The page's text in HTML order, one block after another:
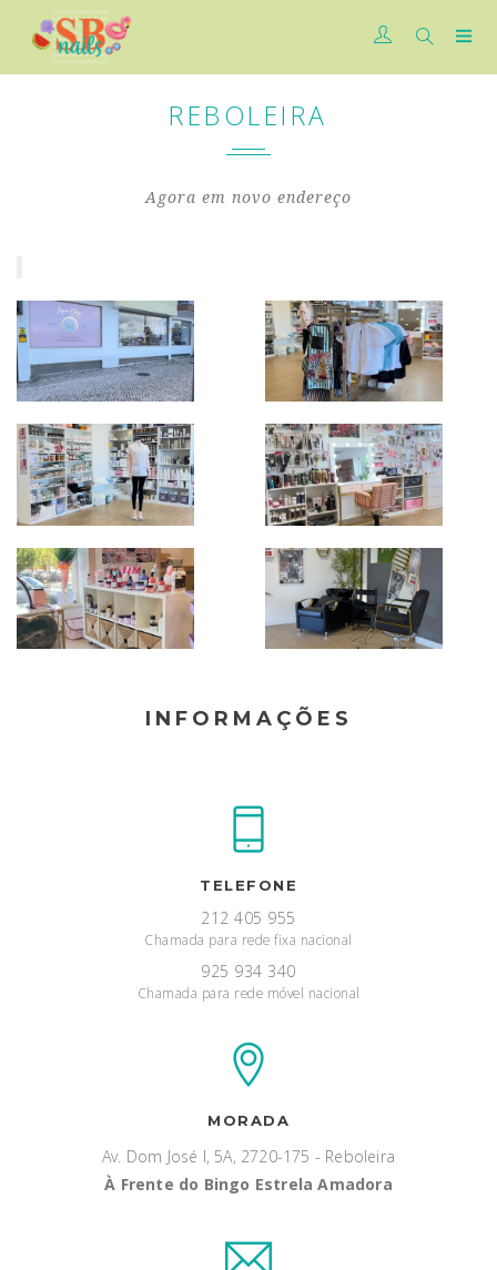
REBOLEIRA
Agora em novo endereço
INFORMAÇÕES
TELEFONE
212 405 955
Chamada para rede fixa nacional
925 934 340
Chamada para rede móvel nacional
MORADA
Av. Dom José I, 5A, 2720-175 - Reboleira
À Frente do Bingo Estrela Amadora